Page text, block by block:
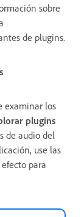
sobre
de plugins.
examinar los
plugins
de audio del
use las
para